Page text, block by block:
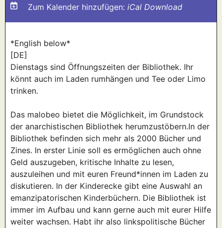
Zum Kalender hinzufügen: iCal Download
*English below*
[DE]
Dienstags sind Öffnungszeiten der Bibliothek. Ihr
könnt auch im Laden rumhängen und Tee oder Limo
trinken.
Das malobeo bietet die Möglichkeit, im Grundstock
der anarchistischen Bibliothek herumzustöbern.In der
Bibliothek befinden sich mehr als 2000 Bücher und
Zines. In erster Linie soll es ermöglichen auch ohne
Geld auszugeben, kritische Inhalte zu lesen,
auszuleihen und mit euren Freund*innen im Laden zu
diskutieren. In der Kinderecke gibt eine Auswahl an
emanzipatorischen Kinderbüchern. Die Bibliothek ist
immer im Aufbau und kann gerne auch mit eurer Hilfe
weiter wachsen. Habt ihr also linkspolitische Bücher